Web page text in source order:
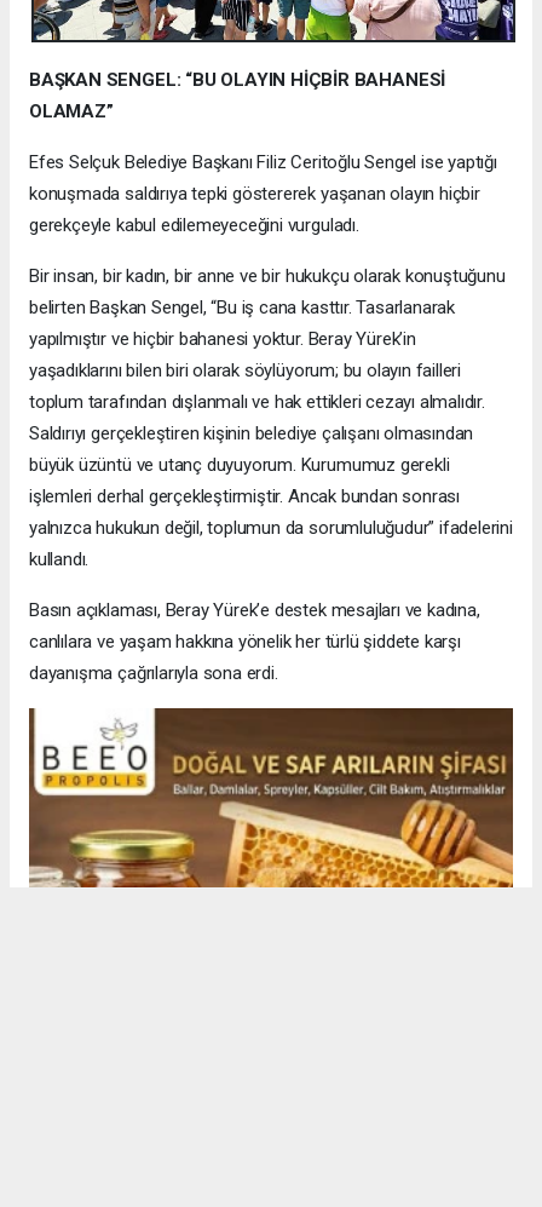
BAŞKAN SENGEL: “BU OLAYIN HİÇBİR BAHANESİ
OLAMAZ”
Efes Selçuk Belediye Başkanı Filiz Ceritoğlu Sengel ise yaptığı
konuşmada saldırıya tepki göstererek yaşanan olayın hiçbir
gerekçeyle kabul edilemeyeceğini vurguladı.
Bir insan, bir kadın, bir anne ve bir hukukçu olarak konuştuğunu
belirten Başkan Sengel, “Bu iş cana kasttır. Tasarlanarak
yapılmıştır ve hiçbir bahanesi yoktur. Beray Yürek’in
yaşadıklarını bilen biri olarak söylüyorum; bu olayın failleri
toplum tarafından dışlanmalı ve hak ettikleri cezayı almalıdır.
Saldırıyı gerçekleştiren kişinin belediye çalışanı olmasından
büyük üzüntü ve utanç duyuyorum. Kurumumuz gerekli
işlemleri derhal gerçekleştirmiştir. Ancak bundan sonrası
yalnızca hukukun değil, toplumun da sorumluluğudur” ifadelerini
kullandı.
Basın açıklaması, Beray Yürek’e destek mesajları ve kadına,
canlılara ve yaşam hakkına yönelik her türlü şiddete karşı
dayanışma çağrılarıyla sona erdi.